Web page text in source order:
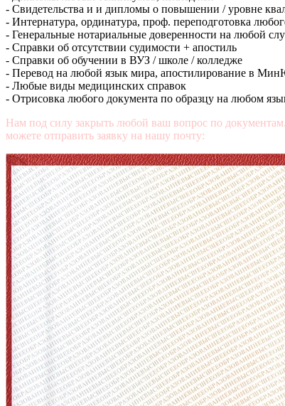
- Свидетельства и и дипломы о повышении / уровне
- Интернатура, ординатура, проф. переподготовка
- Генеральные нотариальные доверенности на любой
- Справки об отсутствии судимости + апостиль
- Справки об обучении в ВУЗ / школе / колледже
- Перевод на любой язык мира, апостилирование в
- Любые виды медицинских справок
- Отрисовка любого документа по образцу на любом
Нам под силу закрыть любой ваш вопрос по
можете отправить заявку на нашу почту: